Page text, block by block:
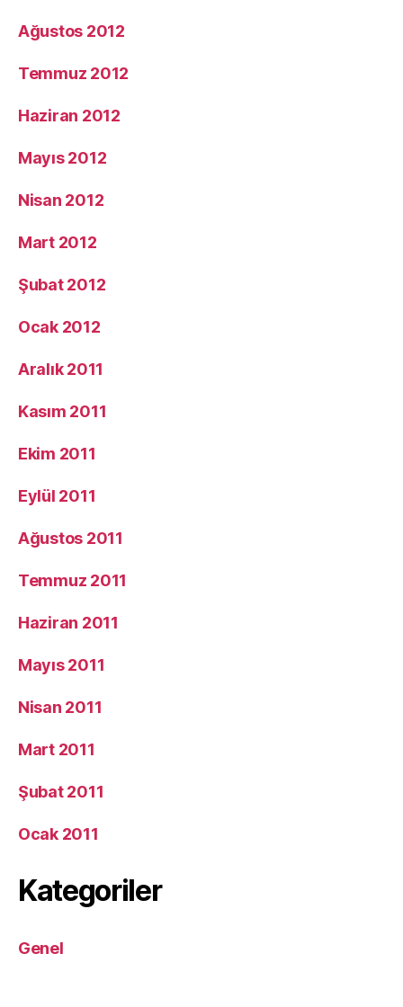
Ağustos 2012
Temmuz 2012
Haziran 2012
Mayıs 2012
Nisan 2012
Mart 2012
Şubat 2012
Ocak 2012
Aralık 2011
Kasım 2011
Ekim 2011
Eylül 2011
Ağustos 2011
Temmuz 2011
Haziran 2011
Mayıs 2011
Nisan 2011
Mart 2011
Şubat 2011
Ocak 2011
Kategoriler
Genel